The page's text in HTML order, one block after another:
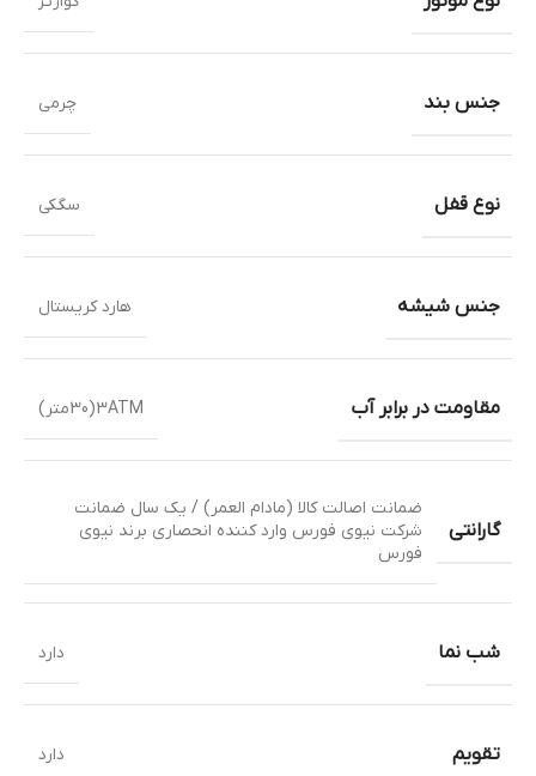
جنس بند چرمی
نوع قفل سگکی
جنس شیشه هارد کریستال
مقاومت در برابر آب 3ATM(30متر)
گارانتی
ضمانت اصالت کالا (مادام العمر) / یک سال ضمانت
شرکت نیوی فورس وارد کننده انحصاری برند نیوی
فورس
شب نما دارد
تقویم دارد